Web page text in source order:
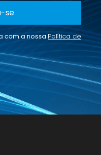
se
com a nossaPolítica de